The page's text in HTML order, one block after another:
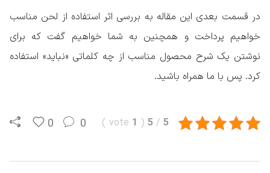
در قسمت بعدی این مقاله به بررسی اثر استفاده از لحن مناسب
خواهیم پرداخت و همچنین به شما خواهیم گفت که برای
نوشتن یک شرح محصول مناسب از چه کلماتی «نباید» استفاده
کرد. پس با ما همراه باشید.
5
/
5
(
1
vote
)
0 0